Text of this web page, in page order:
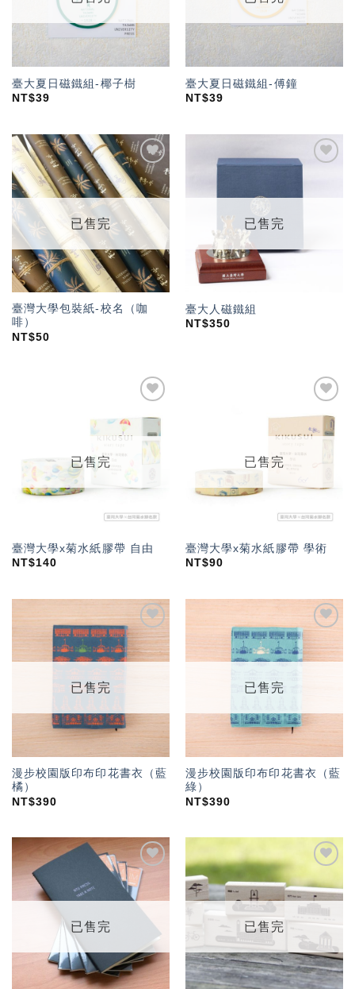
臺大夏日磁鐵組-椰子樹
NT$39
臺大夏日磁鐵組-傅鐘
NT$39
加入
「願
望輕
單」
已售完
臺灣大學包裝紙-校名（咖
啡）
NT$50
已售完
臺大人磁鐵組
NT$350
「願
望輕
單」
已售完
臺灣大學x菊水紙膠帶 自由
NT$140
加入
「願
望輕
已售完
臺灣大學x菊水紙膠帶 學術
NT$90
加入
「願
望輕
已售完
漫步校園版印布印花書衣（藍
橘）
NT$390
加入
「願
望輕
已售完
漫步校園版印布印花書衣（藍
綠）
NT$390
加入
望輕
單」
已售完
「願
望輕
單」
已售完